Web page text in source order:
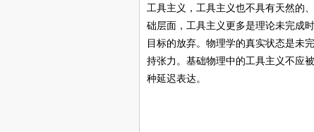
工具主义，工具主义也不具有天然的
础层面，工具主义更多是理论未完成
目标的放弃。物理学的真实状态是未
持张力。基础物理中的工具主义不应
种延迟表达。